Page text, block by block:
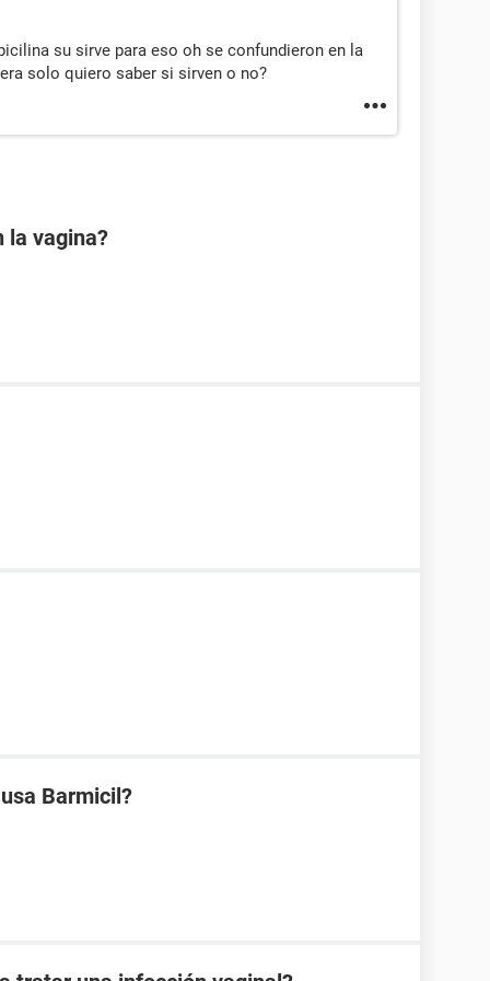
su sirve para eso oh se confundieron en la
solo quiero saber si sirven o no?
la vagina?
Barmicil?